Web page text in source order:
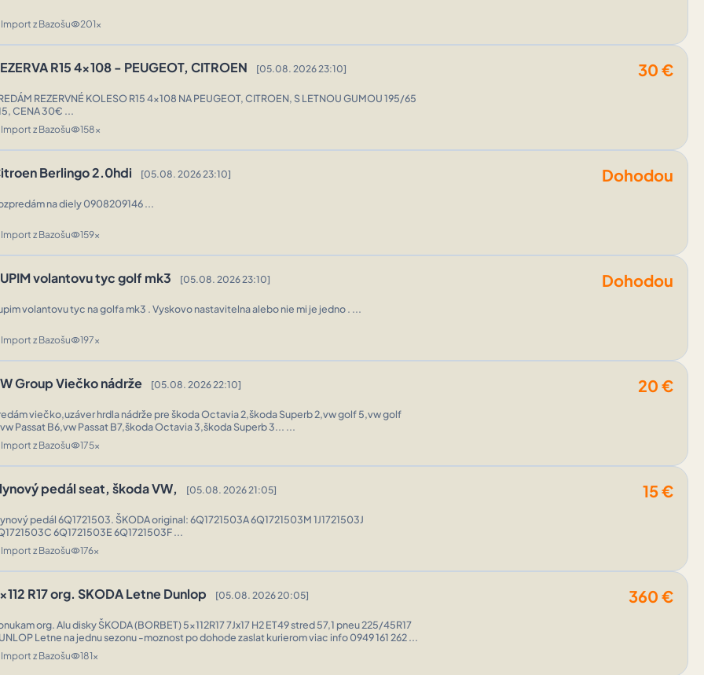
Import z Bazošuvisibility201x
R15 4x108 - PEUGEOT, CITROEN [05.08. 2026 23:10] 30 €
REZERVNÉ KOLESO R15 4x108 NA PEUGEOT, CITROEN, S LETNOU GUMOU 195/65
R15, CENA 30€ ...
Import z Bazošuvisibility158x
Berlingo 2.0hdi [05.08. 2026 23:10] Dohodou
Rozpredám na diely 0908209146 ...
Import z Bazošuvisibility159x
volantovu tyc golf mk3 [05.08. 2026 23:10] Dohodou
Kupim volantovu tyc na golfa mk3 . Vyskovo nastavitelna alebo nie mi je jedno . ...
Import z Bazošuvisibility197x
Group Viečko nádrže [05.08. 2026 22:10] 20 €
viečko,uzáver hrdla nádrže pre škoda Octavia 2,škoda Superb 2,vw golf 5,vw golf
Passat B6,vw Passat B7,škoda Octavia 3,škoda Superb 3... ...
Import z Bazošuvisibility175x
pedál seat, škoda VW, [05.08. 2026 21:05] 15€
pedál 6Q1721503. ŠKODA original: 6Q1721503A 6Q1721503M 1J1721503J
6Q1721503E 6Q1721503F ...
Import z Bazošuvisibility176x
R17 org. SKODA Letne Dunlop [05.08. 2026 20:05] 360 €
org. Alu disky ŠKODA (BORBET) 5x112R17 7Jx17 H2 ET49 stred 57,1 pneu 225/45R17
DUNLOP Letne na jednu sezonu -moznost po dohode zaslat kurierom viac info 0949 161 262 ...
Import z Bazošuvisibility181x